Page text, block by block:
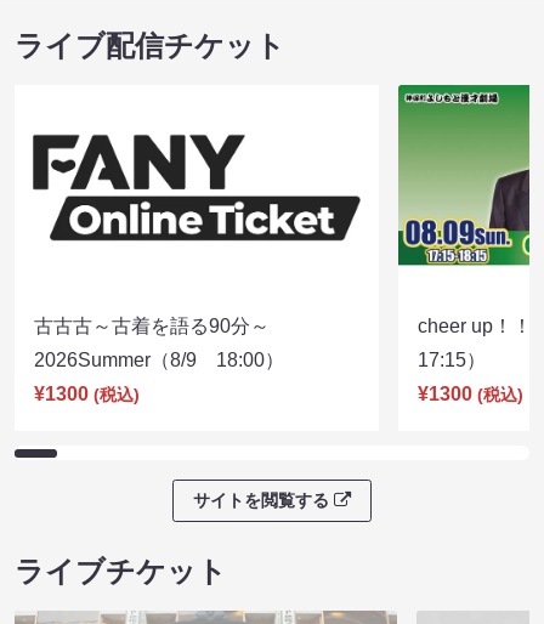
ライブ配信チケット
古古古～古着を語る90分～
2026Summer（8/9 18:00）
¥1300 (税込)
cheer up！
17:15）
¥1300 (税込)
サイトを閲覧する
ライブチケット